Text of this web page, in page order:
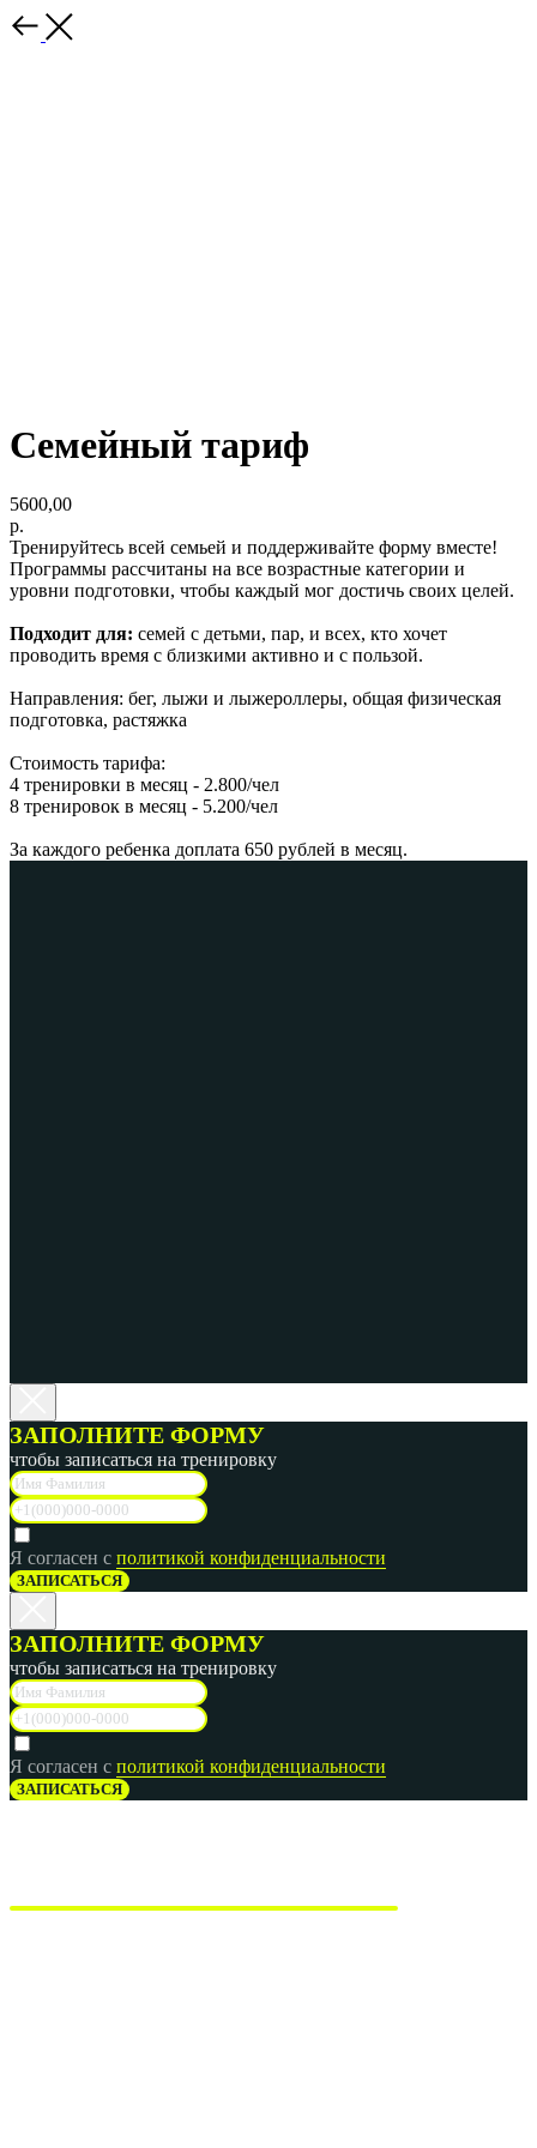
Семейный тариф
5600,00
р.
Тренируйтесь всей семьей и поддерживайте форму вместе!
Программы рассчитаны на все возрастные категории и
уровни подготовки, чтобы каждый мог достичь своих целей.
Подходит для: семей с детьми, пар, и всех, кто хочет
проводить время с близкими активно и с пользой.
Направления: бег, лыжи и лыжероллеры, общая физическая
подготовка, растяжка
Стоимость тарифа:
4 тренировки в месяц - 2.800/чел
8 тренировок в месяц - 5.200/чел
За каждого ребенка доплата 650 рублей в месяц.
ЗАПОЛНИТЕ ФОРМУ
чтобы записаться на тренировку
Я согласен с политикой конфиденциальности
ЗАПИСАТЬСЯ
ЗАПОЛНИТЕ ФОРМУ
чтобы записаться на тренировку
Я согласен с политикой конфиденциальности
ЗАПИСАТЬСЯ